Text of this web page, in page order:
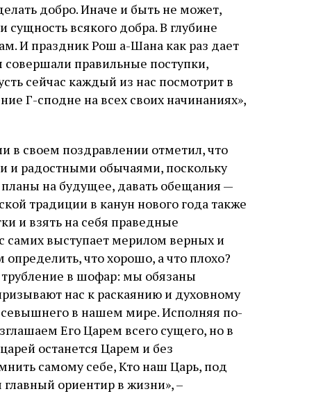
добро. Иначе и быть не может,
всякого добра. В глубине
И праздник Рош а-Шана как раз дает
правильные поступки,
сейчас каждый из нас посмотрит в
Г-сподне на всех своих начинаниях»,
в своем поздравлении отметил, что
и радостными обычаями, поскольку
на будущее, давать обещания —
традиции в канун нового года также
и взять на себя праведные
самих выступает мерилом верных и
что хорошо, а что плохо?
в шофар: мы обязаны
нас к раскаянию и духовному
в нашем мире. Исполняя по-
Его Царем всего сущего, но в
останется Царем и без
самому себе, Кто наш Царь, под
ориентир в жизни», –